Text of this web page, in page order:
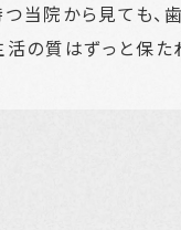
当院から見ても、
の質はずっと保た